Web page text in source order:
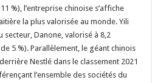
%), l’entreprise chinoise s’affiche
la plus valorisée au monde. Yili
Danone, valorisé à 8,2
5 %). Parallèlement, le géant chinois
Nestlé dans le classement 2021
l’ensemble des sociétés du